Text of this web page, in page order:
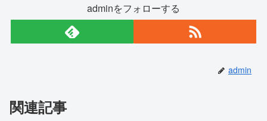
adminをフォローする
admin
関連記事